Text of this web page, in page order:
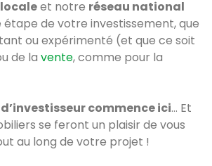
et notre réseau national
de votre investissement, que
ou expérimenté (et que ce soit
de la vente, comme pour la
commence ici… Et
se feront un plaisir de vous
au long de votre projet !